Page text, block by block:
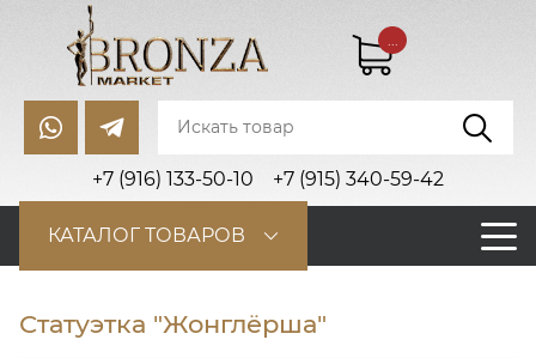
+7 (916) 133-50-10 +7 (915) 340-59-42
...
КАТАЛОГ ТОВАРОВ
Статуэтка "Жонглёрша"